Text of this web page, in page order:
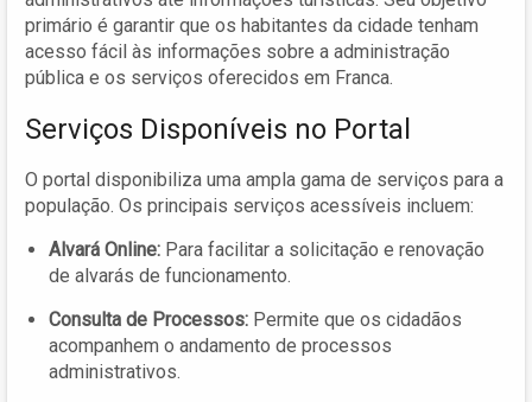
primário é garantir que os habitantes da cidade tenham
acesso fácil às informações sobre a administração
pública e os serviços oferecidos em Franca.
Serviços Disponíveis no Portal
O portal disponibiliza uma ampla gama de serviços para a
população. Os principais serviços acessíveis incluem:
Alvará Online: Para facilitar a solicitação e renovação
de alvarás de funcionamento.
Consulta de Processos: Permite que os cidadãos
acompanhem o andamento de processos
administrativos.